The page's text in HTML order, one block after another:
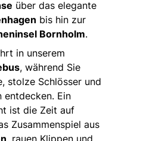
über das elegante
bis hin zur
Bornholm.
in unserem
, während Sie
stolze Schlösser und
entdecken. Ein
ist die Zeit auf
Zusammenspiel aus
, rauen Klippen und